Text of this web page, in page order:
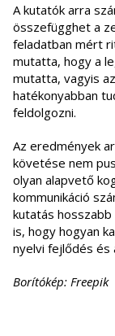
A kutatók arra
összefügghet a
feladatban mért
mutatta, hogy a
mutatta, vagyis
hatékonyabban
feldolgozni.
Az eredmények
követése nem
olyan alapvető
kommunikáció
kutatás
is, hogy hogyan
nyelvi fejlődés és
Borítókép: Freepik